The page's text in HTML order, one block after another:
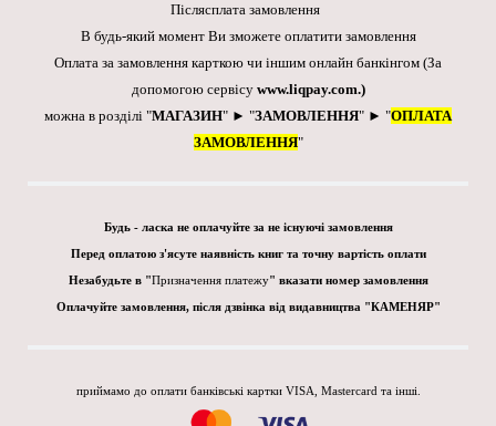
Післясплата замовлення
В будь-який момент Ви зможете оплатити замовлення
Оплата за замовлення карткою чи іншим онлайн банкінгом (За
допомогою сервісу www.liqpay.com.)
можна в розділі "МАГАЗИН" ► "ЗАМОВЛЕННЯ" ► "ОПЛАТА
ЗАМОВЛЕННЯ"
Будь - ласка не оплачуйте за не існуючі замовлення
Перед оплатою з'ясуте наявність книг та точну вартість оплати
Незабудьте в "Призначення платежу" вказати номер замовлення
Оплачуйте замовлення, після дзвінка від видавництва "КАМЕНЯР"
приймамо до оплати банківські картки VISA, Mastercard та інші.